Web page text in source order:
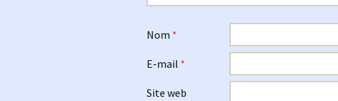
Nom *
E-mail *
Site web